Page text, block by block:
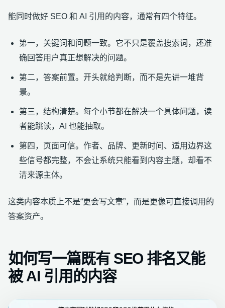
能同时做好 SEO 和 AI 引用的内容，通常有四个特征。
第一，关键词和问题一致。它不只是覆盖搜索词，还准
确回答用户真正想解决的问题。
第二，答案前置。开头就给判断，而不是先讲一堆背
景。
第三，结构清楚。每个小节都在解决一个具体问题，读
者能跳读，AI 也能抽取。
第四，页面可信。作者、品牌、更新时间、适用边界这
些信号都完整，不会让系统只能看到内容主题，却看不
清来源主体。
这类内容本质上不是“更会写文章”，而是更像可直接调用的
答案资产。
如何写一篇既有 SEO 排名又能
被 AI 引用的内容